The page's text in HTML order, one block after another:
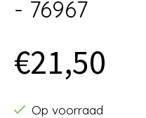
- 76967
€21,50
Op voorraad